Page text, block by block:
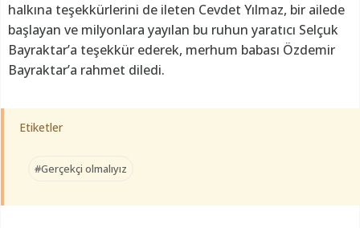
halkına teşekkürlerini de ileten Cevdet Yılmaz, bir ailede
başlayan ve milyonlara yayılan bu ruhun yaratıcı Selçuk
Bayraktar’a teşekkür ederek, merhum babası Özdemir
Bayraktar’a rahmet diledi.
Etiketler
#Gerçekçi olmalıyız